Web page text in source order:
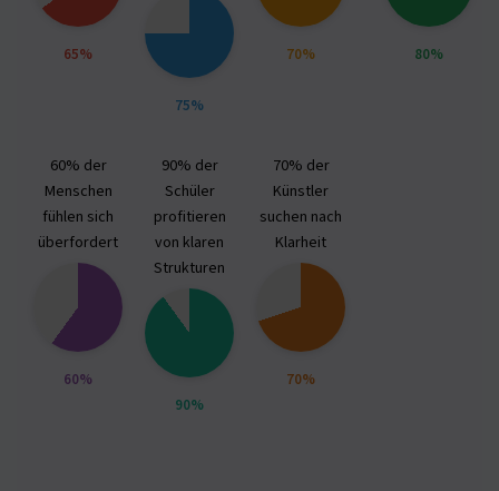
65%
75%
70% 80%
60% der
Menschen
fühlen sich
überfordert
60%
90% der
Schüler
profitieren
von klaren
Strukturen
90%
70% der
Künstler
suchen nach
Klarheit
70%